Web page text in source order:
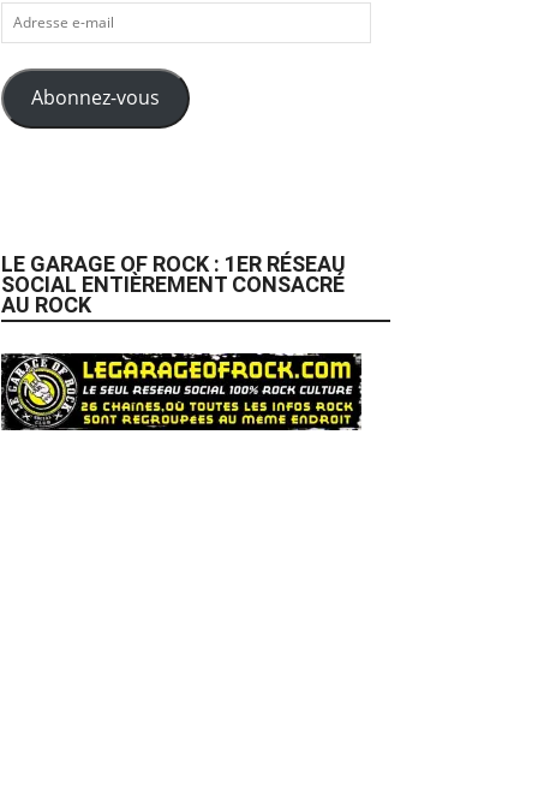
Adresse
e-
mail
Abonnez-vous
LE GARAGE OF ROCK : 1ER RÉSEAU
SOCIAL ENTIÈREMENT CONSACRÉ
AU ROCK